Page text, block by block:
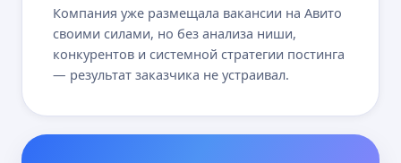
Компания уже размещала вакансии на Авито
своими силами, но без анализа ниши,
конкурентов и системной стратегии постинга
— результат заказчика не устраивал.